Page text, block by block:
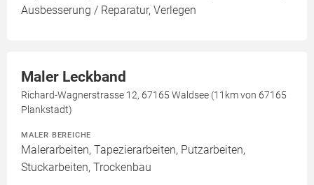
Ausbesserung / Reparatur, Verlegen
Maler Leckband
Richard-Wagnerstrasse 12, 67165 Waldsee (11km von 67165
Plankstadt)
MALER BEREICHE
Malerarbeiten, Tapezierarbeiten, Putzarbeiten,
Stuckarbeiten, Trockenbau